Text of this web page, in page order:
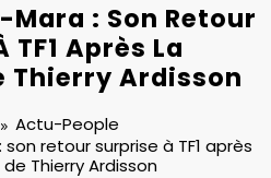
: Son Retour
TF1 Après La
Thierry Ardisson
Actu-People
retour surprise à TF1 après
Thierry Ardisson